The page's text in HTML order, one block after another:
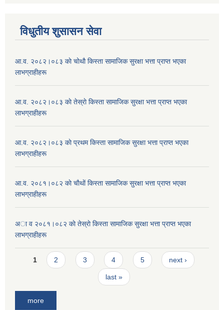
विधुतीय शुसासन सेवा
आ.व. २०८२।०८३ काे चोथाै‌ किस्ता सामाजिक सुरक्षा भत्ता प्राप्त भएका
लाभग्राहीहरू
आ.व. २०८२।०८३ काे तेस्राे किस्ता सामाजिक सुरक्षा भत्ता प्राप्त भएका
लाभग्राहीहरू
आ.व. २०८२।०८३ काे प्रथम किस्ता सामाजिक सुरक्षा भत्ता प्राप्त भएका
लाभग्राहीहरू
आ.व. २०८१।०८२ काे चाैथाें किस्ता सामाजिक सुरक्षा भत्ता प्राप्त भएका
लाभग्राहीहरू
अा व २०८१।०८२ काे तेस्राे किस्ता सामाजिक सुरक्षा भत्ता प्राप्त भएका
लाभग्राहीहरू
Pages
1 2 3 4 5 next ›
last »
more